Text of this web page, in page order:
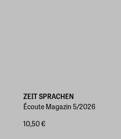
ZEIT SPRACHEN
Écoute Magazin 5/2026
10,50 €